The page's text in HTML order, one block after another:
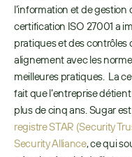
l’information et de gestion
certification ISO 27001 a
pratiques et des contrôles
alignement avec les
meilleures pratiques.  La
fait que l’entreprise
registre STAR (Security
Security Alliance, ce qui